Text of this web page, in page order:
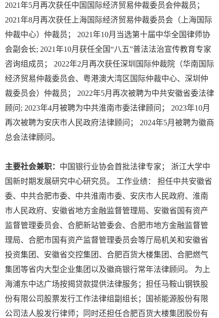
2021年5月再次获任中国国际经济贸易仲裁委员会仲裁员；
2021年8月再次获任上海国际经济贸易仲裁委员会（上海国际
仲裁中心）仲裁员； 2021年10月当选第十届中华全国律师协
会副会长; 2021年10月获任全国“八五”普法法治宣传教育专家
咨询组成员； 2022年2月再次获任深圳国际仲裁院（华南国际
经济贸易仲裁委员会、粤港澳大湾区国际仲裁中心、深圳仲
裁委员会）仲裁员； 2022年5月再次被聘为中共安徽省委法律
顾问; 2023年4月被聘为中共淮南市委法律顾问； 2023年10月
再次被聘为安庆市人民政府法律顾问； 2024年5月被聘为徽商
总会法律顾问。
主要社会兼职： 中国银行业协会首批法律专家； 浙江大学中
国新时期发展研究中心研究员。 工作业绩： 担任中共安徽省
委、中共合肥市委、中共淮南市委、安庆市人民政府、淮南
市人民政府、安徽省地方金融监督管理局、安徽省国有资产
监督管理委员会、合肥新站管委会、合肥市地方金融监督管
理局、合肥市国有资产监督管理委员会等厅局机关和安徽省
投资集团、安徽省交控集团、合肥百货大楼集团、合肥燃气
集团等省内大型企业集团以及徽商银行常年法律顾问。 为上
海浦东中达广场按揭贷款提供法律服务；担任马鞍山钢铁股
份有限公司股票发行工作法律组副组长；国祯能源股份有限
公司法人股发行律师；同时还担任合肥百货大楼集团股份有